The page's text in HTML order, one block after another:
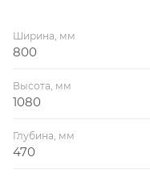
Ширина, мм
800
Высота, мм
1080
Глубина, мм
470